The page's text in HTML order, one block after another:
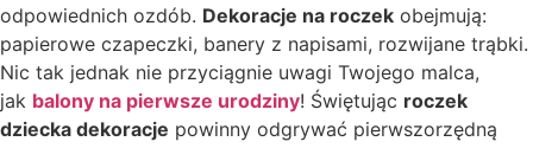
odpowiednich ozdób. Dekoracje na roczek obejmują:
papierowe czapeczki, banery z napisami, rozwijane trąbki.
Nic tak jednak nie przyciągnie uwagi Twojego malca,
jak balony na pierwsze urodziny! Świętując roczek
dziecka dekoracje powinny odgrywać pierwszorzędną